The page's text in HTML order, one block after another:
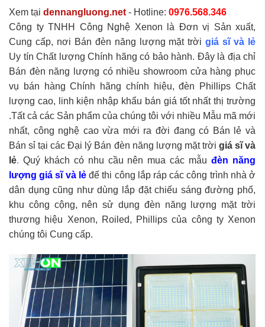
Xem tại dennangluong.net - Hotline: 0976.568.346
Công ty TNHH Công Nghệ Xenon là Đơn vị Sản xuất,
Cung cấp, nơi Bán đèn năng lượng mặt trờigiá sĩ và lẻ
Uy tín Chất lượng Chính hãng có bảo hành. Đây là địa chỉ
Bán đèn năng lượng có nhiều showroom cửa hàng phục
vụ bán hàng Chính hãng chính hiệu, đèn Phillips Chất
lượng cao, linh kiện nhập khẩu bán giá tốt nhất thị trường
.Tất cả các Sản phẩm của chúng tôi với nhiều Mẫu mã mới
nhất, công nghệ cao vừa mới ra đời đang có Bán lẻ và
Bán sỉ tại các Đại lý Bán đèn năng lượng mặt trời giá sĩ và
lẻ. Quý khách có nhu cầu nên mua các mẫu đèn năng
lượng giá sĩ và lẻđể thi công lắp ráp các công trình nhà ở
dân dụng cũng như dùng lắp đặt chiếu sáng đường phố,
khu công cộng, nên sử dụng đèn năng lượng mặt trời
thương hiệu Xenon, Roiled, Phillips của công ty Xenon
chúng tôi Cung cấp.